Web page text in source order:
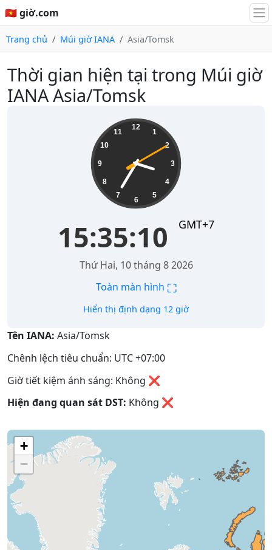
🇻🇳 giờ.com
Trang chủ Múi giờ IANA Asia/Tomsk
Thời gian hiện tại trong Múi giờ
IANA Asia/Tomsk
12
1
2
3
4
5
6
7
8
9
10
11
15:35:10 GMT+7
Thứ Hai, 10 tháng 8 2026
Toàn màn hình ⛶
Hiển thị định dạng 12 giờ
Tên IANA: Asia/Tomsk
Chênh lệch tiêu chuẩn: UTC +07:00
Giờ tiết kiệm ánh sáng: Không ❌
Hiện đang quan sát DST: Không ❌
+
−